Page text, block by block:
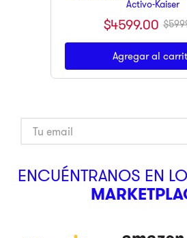
Activo-Kaiser
$4599.00 $
Agregar al
ENCUÉNTRANOS EN